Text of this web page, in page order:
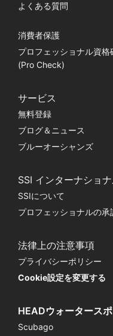
よくある質問
消費者保護
プロフェッショナル資格
(Pro Check)
サービス
無料登録
ブログ＆ニュース
ブルーオーシャンズ
SSI インターナショ
SSIについて
プロフェッショナルの承
法律上の注意事項
プライバシーポリシー
Cookie設定を変更する
HEADウォータース
Scubago